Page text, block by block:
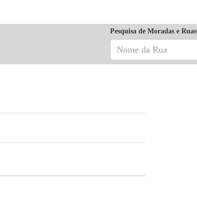
Pesquisa de Moradas e Ruas